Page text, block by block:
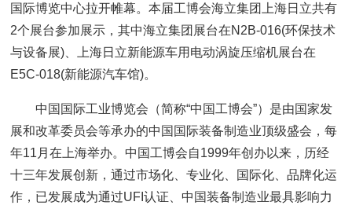
国际博览中心拉开帷幕。本届工博会海立集团上海日立共有
2个展台参加展示，其中海立集团展台在N2B-016(环保技术
与设备展)、上海日立新能源车用电动涡旋压缩机展台在
E5C-018(新能源汽车馆)。
中国国际工业博览会（简称“中国工博会”）是由国家发
展和改革委员会等承办的中国国际装备制造业顶级盛会，每
年11月在上海举办。中国工博会自1999年创办以来，历经
十三年发展创新，通过市场化、专业化、国际化、品牌化运
作，已发展成为通过UFI认证、中国装备制造业最具影响力